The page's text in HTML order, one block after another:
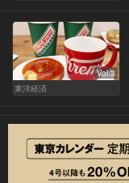
Vol.3
東洋経済